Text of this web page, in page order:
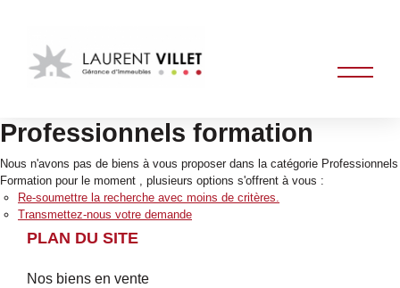
Professionnels formation
Nous n'avons pas de biens à vous proposer dans la catégorie Professionnels
Formation pour le moment , plusieurs options s'offrent à vous :
Re-soumettre la recherche avec moins de critères.
Transmettez-nous votre demande
PLAN DU SITE
Nos biens en vente